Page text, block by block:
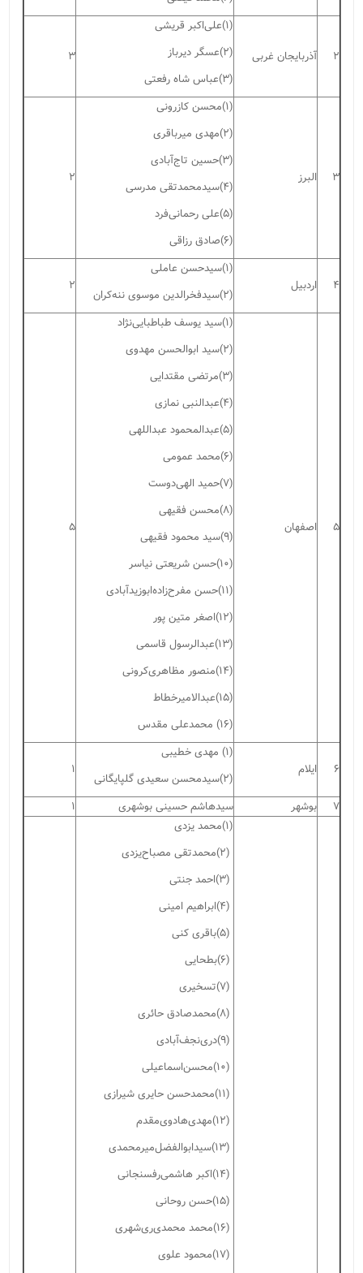
۲ آذربایجان غربی
(۱)علی‌اکبر قریشی
(۲)عسگر دیرباز
(۳)عباس شاه رفعتی
۳
۳ البرز
(۱)محسن کازرونی
(۲)مهدی میرباقری
(۳)حسین تاج‌آبادی
(۴)سیدمحمدتقی مدرسی
(۵)علی رحمانی‌فرد
(۶)صادق رزاقی
۲
۴ اردبیل
(۱)سیدحسن عاملی
(۲)سیدفخرالدین موسوی ننه‌کران
۲
۵ اصفهان
(۱)سید یوسف طباطبایی‌نژاد
(۲)سید ابوالحسن مهدوی
(۳)مرتضی مقتدایی
(۴)عبدالنبی نمازی
(۵)عبدالمحمود عبداللهی
(۶)محمد عمومی
(۷)حمید الهی‌دوست
(۸)محسن فقیهی
(۹)سید محمود فقیهی
(۱۰)حسن شریعتی نیاسر
(۱۱)حسن مفرح‌زاده‌‌ابوزیدآبادی
(۱۲)اصغر متین پور
(۱۳)عبدالرسول قاسمی
(۱۴)منصور مظاهری‌کرونی
(۱۵)عبدالامیرخطاط
(۱۶) محمدعلی مقدس
۵
۶ ایلام
(۱) مهدی خطیبی
(۲)سیدمحسن سعیدی گلپایگانی
۱
۷ بوشهر سیدهاشم حسینی بوشهری
۱
(۱)محمد یزدی
(۲)محمدتقی مصباح‌یزدی
(۳)احمد جنتی
(۴)ابراهیم امینی
(۵)باقری کنی
(۶)بطحایی
(۷)تسخیری
(۸)محمدصادق حائری
(۹)دری‌نجف‌آبادی
(۱۰)محسن‌اسماعیلی
(۱۱)محمدحسن حایری شیرازی
(۱۲)مهدی‌هادوی‌مقدم
(۱۳)سیدابوالفضل‌میرمحمدی
(۱۴)اکبر هاشمی‌رفسنجانی
(۱۵)حسن روحانی
(۱۶)محمد محمدی‌ری‌شهری
(۱۷)محمود علوی